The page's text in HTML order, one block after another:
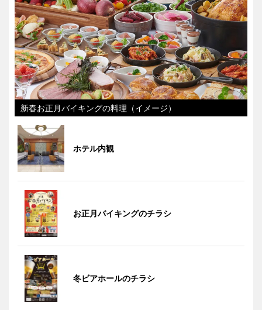
新春お正月バイキングの料理（イメージ）
ホテル内観
お正月バイキングのチラシ
冬ビアホールのチラシ